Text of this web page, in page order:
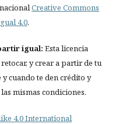
Creative Commons
4.0.
igual: Esta licencia
y crear a partir de tu
cuando te den crédito y
mismas condiciones.
4.0 International